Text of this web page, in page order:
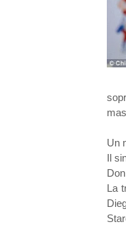
Un
Il
La